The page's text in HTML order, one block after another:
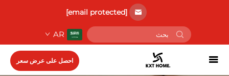
[email protected]
AR
احصل على عرض سعر